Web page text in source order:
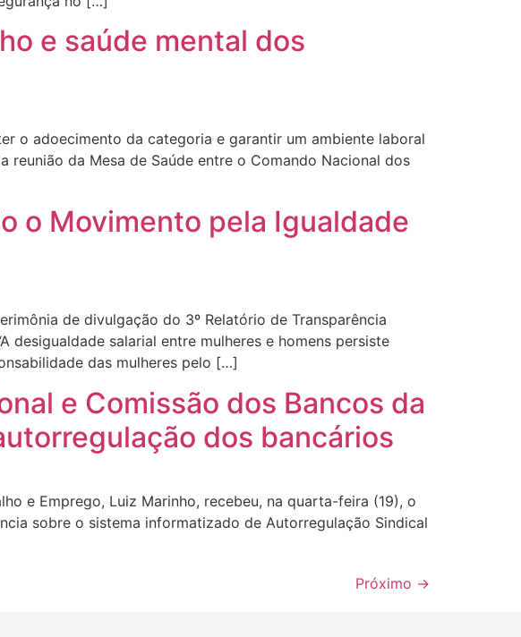
e saúde mental dos
o adoecimento da categoria e garantir um ambiente laboral
da Mesa de Saúde entre o Comando Nacional dos
o Movimento pela Igualdade
de divulgação do 3º Relatório de Transparência
desigualdade salarial entre mulheres e homens persiste
das mulheres pelo […]
e Comissão dos Bancos da
dos bancários
e Emprego, Luiz Marinho, recebeu, na quarta-feira (19), o
sobre o sistema informatizado de Autorregulação Sindical
Próximo →